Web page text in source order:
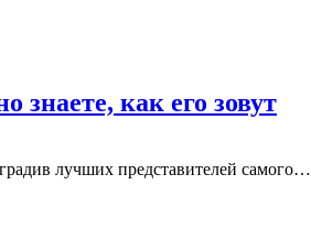
знаете, как его зовут
лучших представителей самого…